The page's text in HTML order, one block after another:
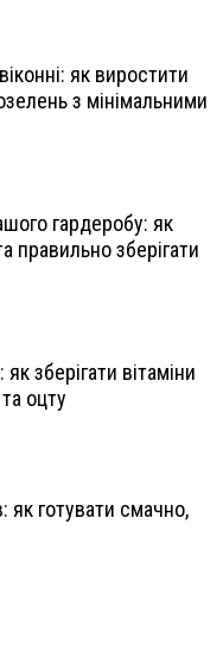
як виростити
з мінімальними
гардеробу: як
правильно зберігати
зберігати вітаміни
оцту
як готувати смачно,